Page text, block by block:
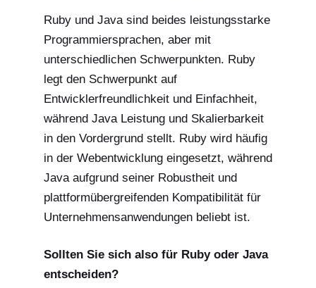
Ruby und Java sind beides leistungsstarke
Programmiersprachen, aber mit
unterschiedlichen Schwerpunkten. Ruby
legt den Schwerpunkt auf
Entwicklerfreundlichkeit und Einfachheit,
während Java Leistung und Skalierbarkeit
in den Vordergrund stellt. Ruby wird häufig
in der Webentwicklung eingesetzt, während
Java aufgrund seiner Robustheit und
plattformübergreifenden Kompatibilität für
Unternehmensanwendungen beliebt ist.
Sollten Sie sich also für Ruby oder Java
entscheiden?